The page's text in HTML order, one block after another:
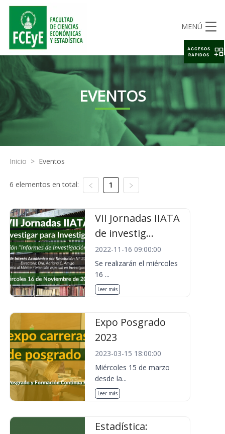
MENÚ
EVENTOS
Inicio > Eventos
6 elementos en total: 1
VII Jornadas IIATA
de investig...
2022-11-16 09:00:00
Se realizarán el miércoles
16 ...
Leer más
Expo Posgrado
2023
2023-03-15 18:00:00
Miércoles 15 de marzo
desde la...
Leer más
Estadística:
ACCESOS
RAPIDOS